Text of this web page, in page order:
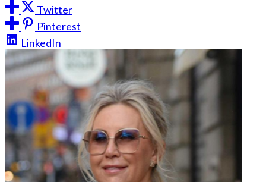
Twitter
Pinterest
LinkedIn